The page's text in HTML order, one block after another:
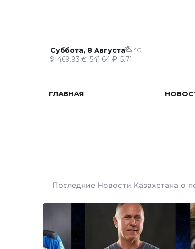
Суббота, 8 Августа °C
469.93 541.64 5.71
ГЛАВНАЯ
Последние Новости Казахстана о